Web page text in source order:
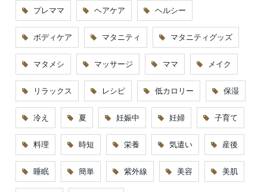
プレママ ヘアケア ヘルシー
ボディケア マタニティ マタニティグッズ
マタメシ マッサージ ママ メイク
リラックス レシピ 低カロリー 保湿
冷え 夏 妊娠中 妊婦 子育て
料理 時短 栄養 気遣い 産後
睡眠 簡単 紫外線 美容 美肌